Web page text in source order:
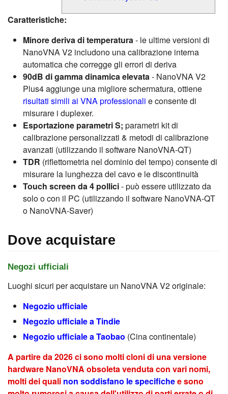
Caratteristiche:
Minore deriva di temperatura- le ultime versioni di
NanoVNA V2 includono una calibrazione interna
automatica che corregge gli errori di deriva
90dB di gamma dinamica elevata- NanoVNA V2
Plus4 aggiunge una migliore schermatura, ottiene
risultati simili ai VNA professionali e consente di
misurare i duplexer.
Esportazione parametri S; parametri kit di
calibrazione personalizzati & metodi di calibrazione
avanzati (utilizzando il software NanoVNA-QT)
TDR (riflettometria nel dominio del tempo) consente di
misurare la lunghezza del cavo e le discontinuità
Touch screen da 4 pollici- può essere utilizzato da
solo o con il PC (utilizzando il software NanoVNA-QT
o NanoVNA-Saver)
Dove acquistare
Negozi ufficiali
Luoghi sicuri per acquistare un NanoVNA V2 originale:
Negozio ufficiale
Negozio ufficiale a Tindie
Negozio ufficiale a Taobao (Cina continentale)
A partire da 2026 ci sono molti cloni di una versione
hardware NanoVNA obsoleta venduta con vari nomi,
molti dei quali non soddisfano le specifichee sono